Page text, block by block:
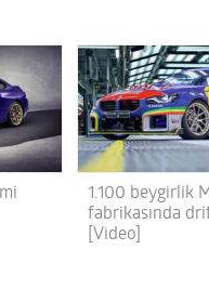
1.100 beygirlik
fabrikasında
[Video]